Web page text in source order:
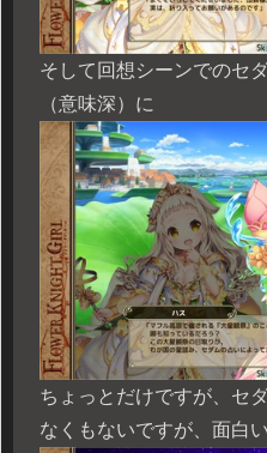
そして回想シーンでのセ
（意味深）に
ちょっとだけですが、セ
なくもないですが、面白